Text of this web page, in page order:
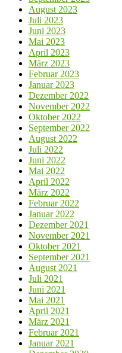
August 2023
Juli 2023
Juni 2023
Mai 2023
April 2023
März 2023
Februar 2023
Januar 2023
Dezember 2022
November 2022
Oktober 2022
September 2022
August 2022
Juli 2022
Juni 2022
Mai 2022
April 2022
März 2022
Februar 2022
Januar 2022
Dezember 2021
November 2021
Oktober 2021
September 2021
August 2021
Juli 2021
Juni 2021
Mai 2021
April 2021
März 2021
Februar 2021
Januar 2021